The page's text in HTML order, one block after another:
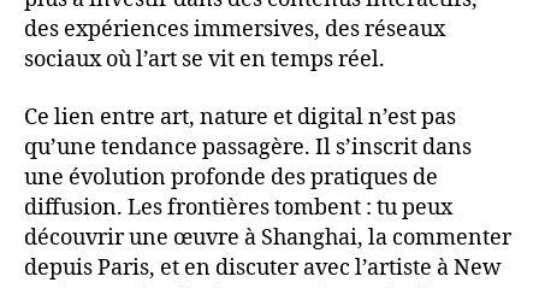
des expériences immersives, des réseaux
sociaux où l’art se vit en temps réel.
Ce lien entre art, nature et digital n’est pas
qu’une tendance passagère. Il s’inscrit dans
une évolution profonde des pratiques de
diffusion. Les frontières tombent : tu peux
découvrir une œuvre à Shanghai, la commenter
depuis Paris, et en discuter avec l’artiste à New